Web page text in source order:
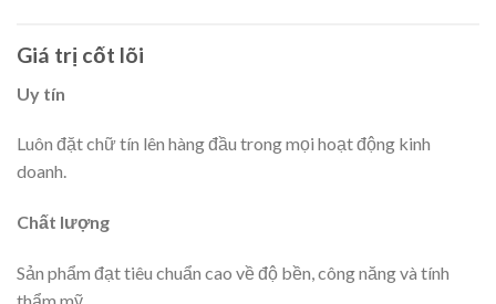
Giá trị cốt lõi
Uy tín
Luôn đặt chữ tín lên hàng đầu trong mọi hoạt động kinh
doanh.
Chất lượng
Sản phẩm đạt tiêu chuẩn cao về độ bền, công năng và tính